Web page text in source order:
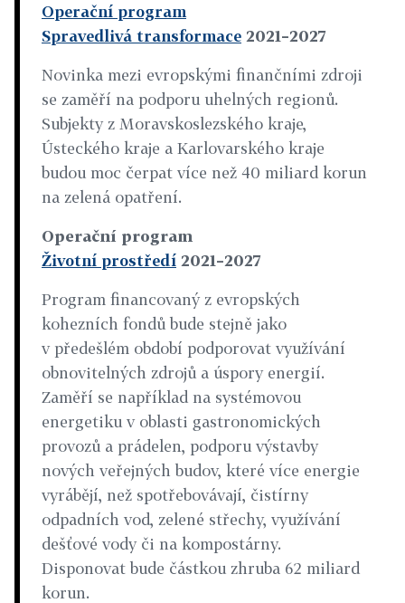
Operační program
Spravedlivá transformace 2021–2027
Novinka mezi evropskými finančními zdroji
se zaměří na podporu uhelných regionů.
Subjekty z Moravskoslezského kraje,
Ústeckého kraje a Karlovarského kraje
budou moc čerpat více než 40 miliard korun
na zelená opatření.
Operační program
Životní prostředí 2021–2027
Program financovaný z evropských
kohezních fondů bude stejně jako
v předešlém období podporovat využívání
obnovitelných zdrojů a úspory energií.
Zaměří se například na systémovou
energetiku v oblasti gastronomických
provozů a prádelen, podporu výstavby
nových veřejných budov, které více energie
vyrábějí, než spotřebovávají, čistírny
odpadních vod, zelené střechy, využívání
dešťové vody či­ na kompostárny.
Disponovat bude částkou zhruba 62 miliard
korun.